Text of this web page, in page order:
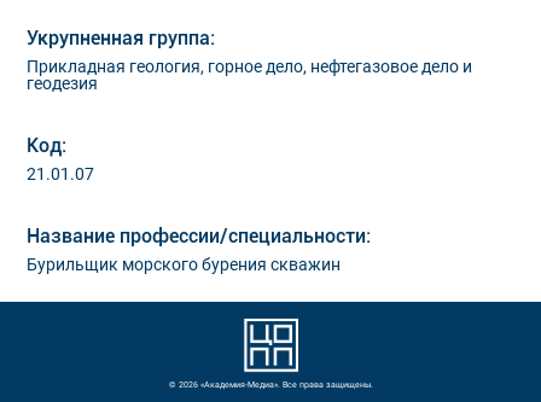
Укрупненная группа:
Прикладная геология, горное дело, нефтегазовое дело и
геодезия
Код:
21.01.07
Название профессии/специальности:
Бурильщик морского бурения скважин
© 2026 «Академия-Медиа». Все права защищены.